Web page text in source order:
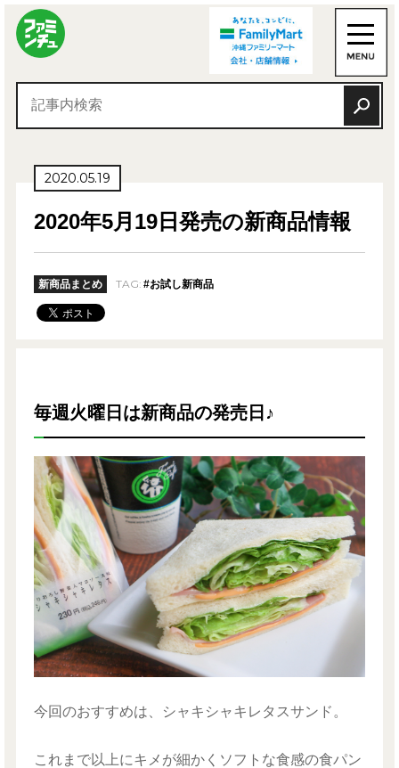
2020.05.19
2020年5月19日発売の新商品情報
新商品まとめ TAG: #お試し新商品
毎週火曜日は新商品の発売日♪
今回のおすすめは、シャキシャキレタスサンド。
これまで以上にキメが細かくソフトな食感の食パン